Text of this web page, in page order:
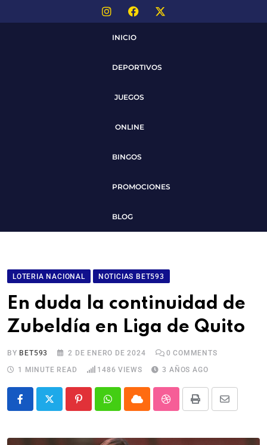
INICIO
DEPORTIVOS
JUEGOS
ONLINE
BINGOS
PROMOCIONES
BLOG
LOTERIA NACIONAL NOTICIAS BET593
En duda la continuidad de
Zubeldía en Liga de Quito
BY BET593 2 DE ENERO DE 2024 0 COMMENTS
1 MINUTE READ
1486 VIEWS 3 AÑOS AGO